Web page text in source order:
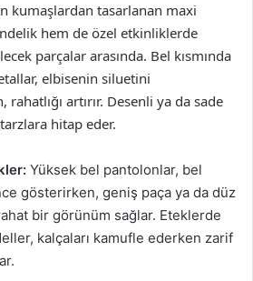
kumaşlardan tasarlanan maxi
hem de özel etkinliklerde
parçalar arasında. Bel kısmında
elbisenin siluetini
artırır. Desenli ya da sade
hitap eder.
Yüksek bel pantolonlar, bel
gösterirken, geniş paça ya da düz
bir görünüm sağlar. Eteklerde
kalçaları kamufle ederken zarif